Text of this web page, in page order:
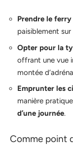
Prendre le ferry
paisiblement
Opter pour la
offrant une vue
montée
Emprunter les
manière
d’une journée.
Comme point